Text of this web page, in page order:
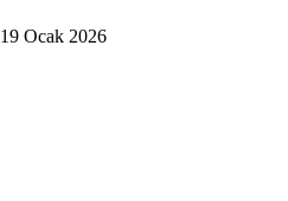
19 Ocak 2026